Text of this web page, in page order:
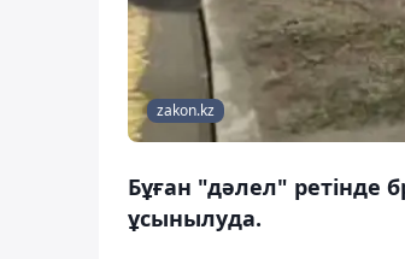
zakon.kz
Бұған "дәлел" ретінде
ұсынылуда.